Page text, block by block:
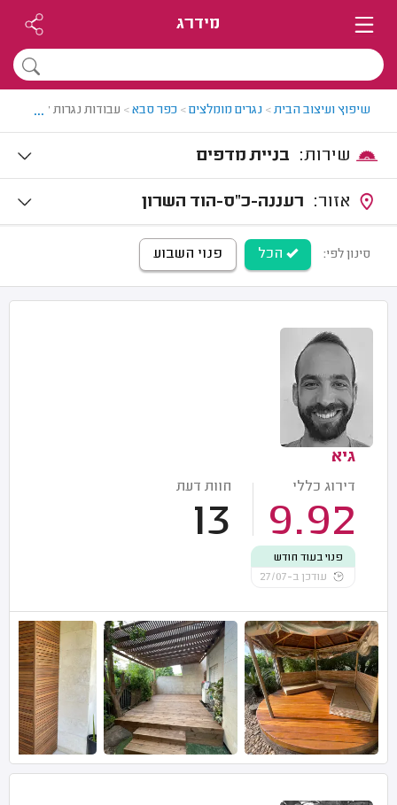
מידרג
שיפוץ ועיצוב הבית> נגרים מומלצים> כפר סבא> עבודות נגרות קטנות
...
בניית מדפים
רעננה-כ"ס-הוד השרון
סינון לפי: הכל פנוי השבוע
גיא
דירוג כללי
9.92
חוות דעת
13
פנוי בעוד חודש
עודכן ב-27/07